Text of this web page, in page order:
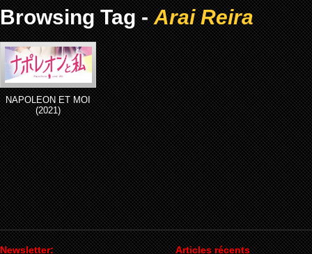
Browsing Tag -Arai Reira
NAPOLEON ET MOI
(2021)
Newsletter: Articles récents